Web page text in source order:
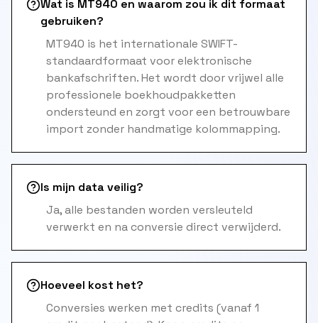
Wat is MT940 en waarom zou ik dit formaat
gebruiken?
MT940 is het internationale SWIFT-
standaardformaat voor elektronische
bankafschriften. Het wordt door vrijwel alle
professionele boekhoudpakketten
ondersteund en zorgt voor een betrouwbare
import zonder handmatige kolommapping.
Is mijn data veilig?
Ja, alle bestanden worden versleuteld
verwerkt en na conversie direct verwijderd.
Hoeveel kost het?
Conversies werken met credits (vanaf 1